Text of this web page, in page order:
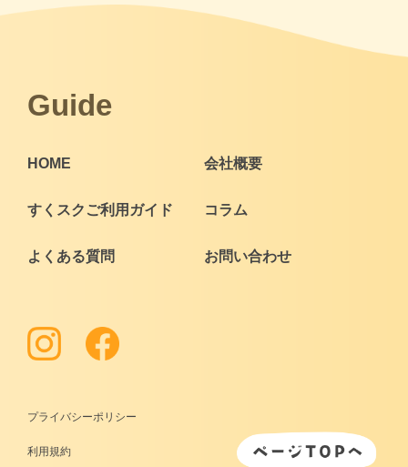
Guide
HOME 会社概要
すくスクご利用ガイド コラム
よくある質問 お問い合わせ
プライバシーポリシー
利用規約